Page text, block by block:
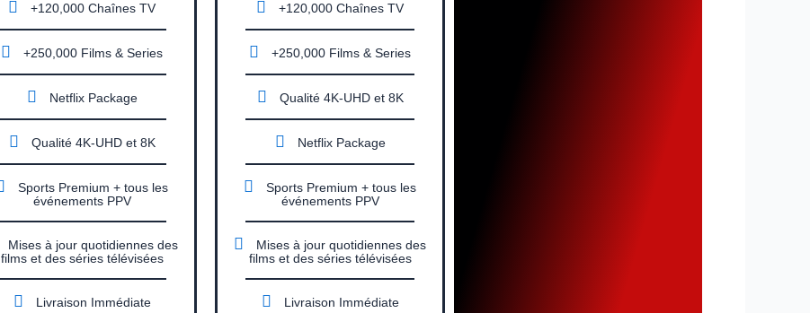
+120,000 Chaînes TV
+250,000 Films & Series
Netflix Package
Qualité 4K-UHD et 8K
Sports Premium + tous les
événements PPV
Mises à jour quotidiennes des
films et des séries télévisées
Livraison Immédiate
+120,000 Chaînes TV
+250,000 Films & Series
Qualité 4K-UHD et 8K
Netflix Package
Sports Premium + tous les
événements PPV
Mises à jour quotidiennes des
films et des séries télévisées
Livraison Immédiate